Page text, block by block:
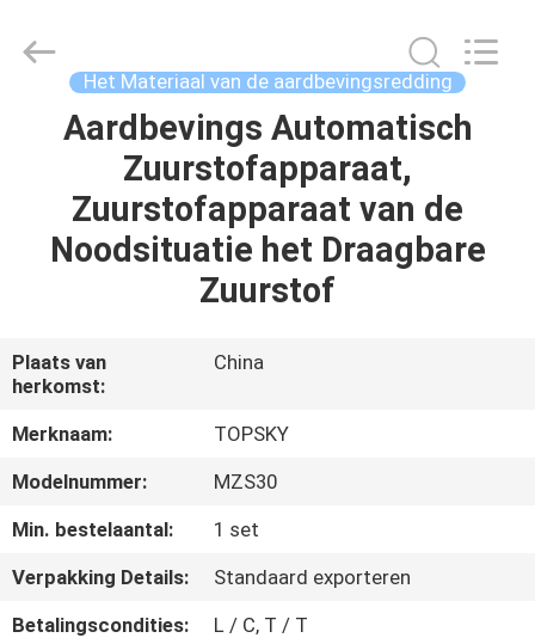
HUIS
PRODUCTEN
FABRIEKSREIS
KWALITEITSCONTROLE
CONTACTEER
ONS
Rights
Het Materiaal van de aardbevingsredding
Aardbevings Automatisch
Zuurstofapparaat,
Zuurstofapparaat van de
Noodsituatie het Draagbare
Zuurstof
Plaats van
herkomst:
China
Merknaam:
TOPSKY
Modelnummer:
MZS30
Min. bestelaantal:
1 set
Verpakking Details:
Standaard exporteren
Betalingscondities:
L / C, T / T